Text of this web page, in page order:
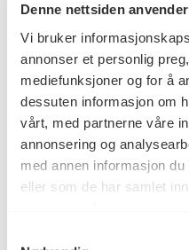
Denne nettsiden
Vi bruker
annonser et personlig
mediefunksjoner og for å
dessuten informasjon om
vårt, med partnerne våre
annonsering og
med annen informasjon du
eller som de har samlet
Kunstnere
Marte
Hanne
Kategori
Inkjet